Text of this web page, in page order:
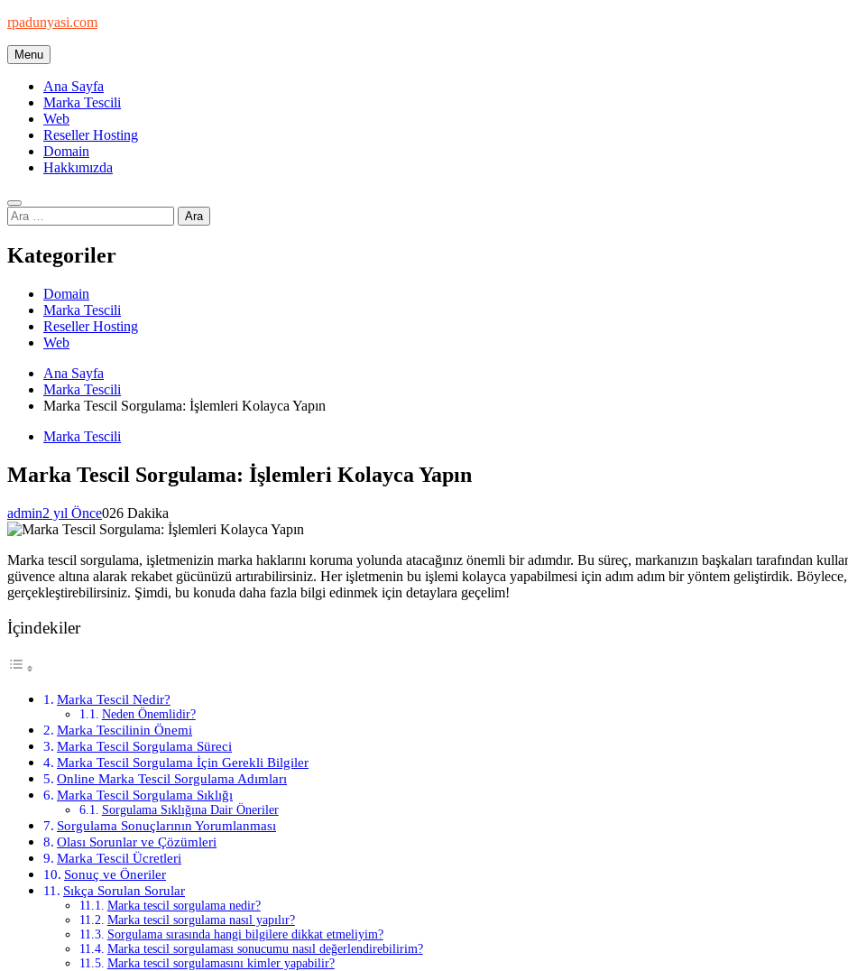
Skip
content
rpadunyasi.com
"Webin Kalbinde: Marka Tescili ve Hosting Çözümleri!
Menu
Ana Sayfa
Marka Tescili
Web
Reseller Hosting
Domain
Hakkımızda
Arama:
Kategoriler
Domain
Marka Tescili
Reseller Hosting
Web
Ana Sayfa
Marka Tescili
Marka Tescil Sorgulama: İşlemleri Kolayca Yapın
Marka Tescili
Marka Tescil Sorgulama: İşlemleri Kolayca Yapın
admin2 yıl Önce026 Dakika
Marka tescil sorgulama, işletmenizin marka haklarını koruma yolunda atacağınız önemli bir adımdır. Bu süreç, markanızın başkaları tarafından
güvence altına alarak rekabet gücünüzü artırabilirsiniz. Her işletmenin bu işlemi kolayca yapabilmesi için adım adım bir yöntem geliştirdik.
gerçekleştirebilirsiniz. Şimdi, bu konuda daha fazla bilgi edinmek için detaylara geçelim!
İçindekiler
Marka Tescil Nedir?
Neden Önemlidir?
Marka Tescilinin Önemi
Marka Tescil Sorgulama Süreci
Marka Tescil Sorgulama İçin Gerekli Bilgiler
Online Marka Tescil Sorgulama Adımları
Marka Tescil Sorgulama Sıklığı
Sorgulama Sıklığına Dair Öneriler
Sorgulama Sonuçlarının Yorumlanması
Olası Sorunlar ve Çözümleri
Marka Tescil Ücretleri
Sonuç ve Öneriler
Sıkça Sorulan Sorular
Marka tescil sorgulama nedir?
Marka tescil sorgulama nasıl yapılır?
Sorgulama sırasında hangi bilgilere dikkat etmeliyim?
Marka tescil sorgulaması sonucumu nasıl değerlendirebilirim?
Marka tescil sorgulamasını kimler yapabilir?